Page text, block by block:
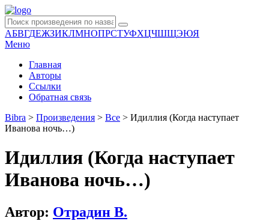
АБВГДЕЖЗИКЛМНОПРСТУФХЦЧШЩЭЮЯ
Меню
Главная
Авторы
Ссылки
Обратная связь
Bibra > Произведения > Все > Идиллия (Когда наступает
Иванова ночь…)
Идиллия (Когда наступает
Иванова ночь…)
Автор: Отрадин В.